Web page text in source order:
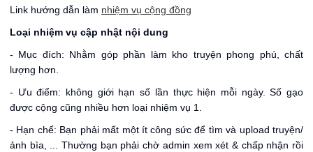
Link hướng dẫn làm nhiệm vụ cộng đồng
Loại nhiệm vụ cập nhật nội dung
- Mục đích: Nhằm góp phần làm kho truyện phong phú, chất
lượng hơn.
- Ưu điểm: không giới hạn số lần thực hiện mỗi ngày. Số gạo
được cộng cũng nhiều hơn loại nhiệm vụ 1.
- Hạn chế: Bạn phải mất một ít công sức để tìm và upload truyện/
ảnh bìa, ... Thường bạn phải chờ admin xem xét & chấp nhận rồi